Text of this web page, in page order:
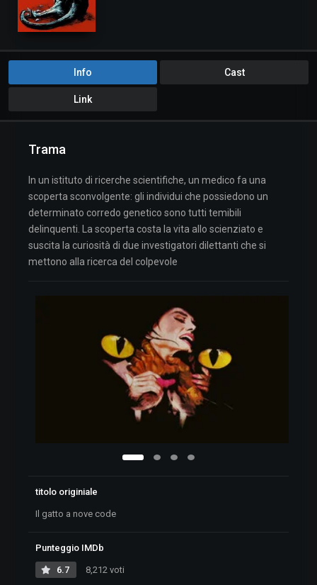
Info Cast
Link
Trama
In un istituto di ricerche scientifiche, un medico fa una
scoperta sconvolgente: gli individui che possiedono un
determinato corredo genetico sono tutti temibili
delinquenti. La scoperta costa la vita allo scienziato e
suscita la curiosità di due investigatori dilettanti che si
mettono alla ricerca del colpevole
titolo originiale
Il gatto a nove code
Punteggio IMDb
6.7 8,212 voti